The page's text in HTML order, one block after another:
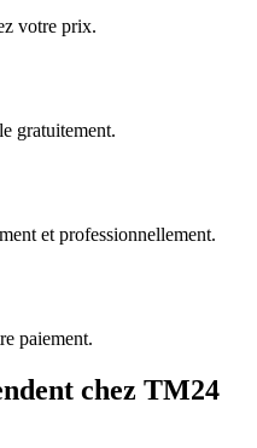
votre prix.
gratuitement.
et professionnellement.
paiement.
chez TM24